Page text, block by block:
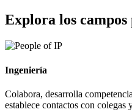
Explora los campos
Ingeniería
Colabora, desarrolla
establece contactos con colegas